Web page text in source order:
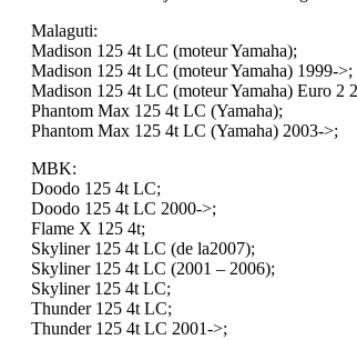
Malaguti:
Madison 125 4t LC (moteur Yamaha);
Madison 125 4t LC (moteur Yamaha) 1999->;
Madison 125 4t LC (moteur Yamaha) Euro 2
Phantom Max 125 4t LC (Yamaha);
Phantom Max 125 4t LC (Yamaha) 2003->;
MBK:
Doodo 125 4t LC;
Doodo 125 4t LC 2000->;
Flame X 125 4t;
Skyliner 125 4t LC (de la2007);
Skyliner 125 4t LC (2001 – 2006);
Skyliner 125 4t LC;
Thunder 125 4t LC;
Thunder 125 4t LC 2001->;